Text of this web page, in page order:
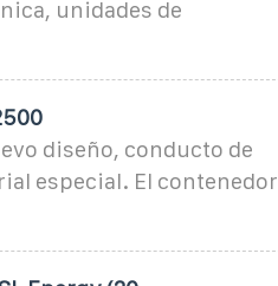
unidades de
diseño, conducto de
especial. El contenedor